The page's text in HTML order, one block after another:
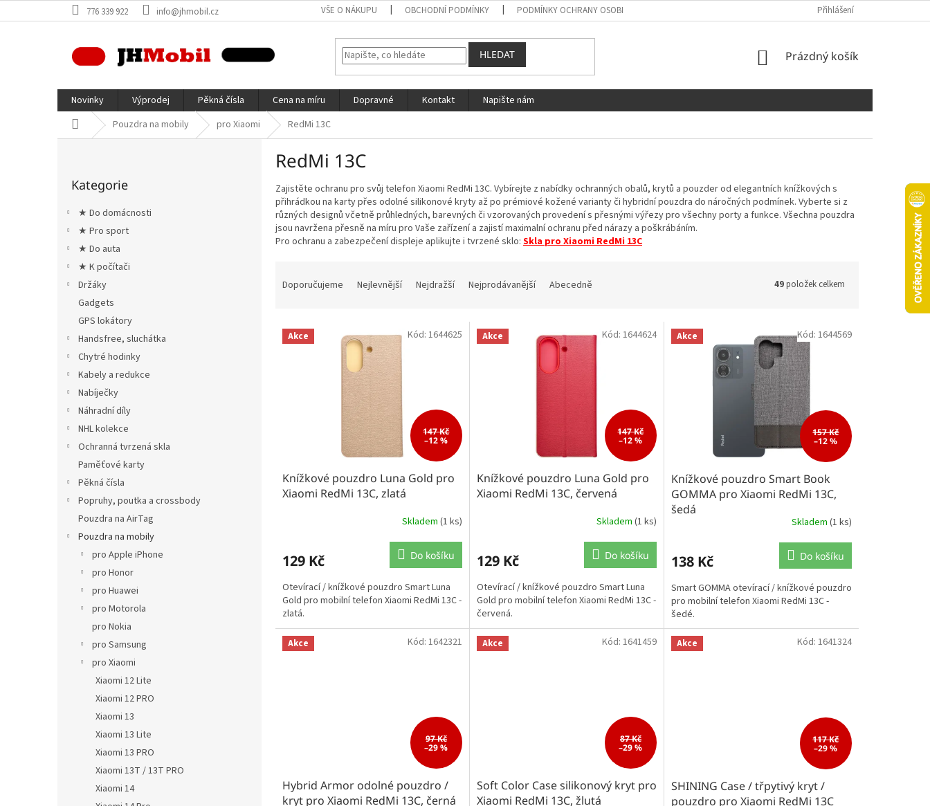
na
776 339 922 info@jhmobil.cz VŠE O NÁKUPU OBCHODNÍ PODMÍNKY PODMÍNKY OCHRANY OSOBNÍCH ÚDAJŮ Přihlášení
HLEDAT
NÁKUPNÍ
Prázdný košík
Novinky Výprodej Pěkná čísla Cena na míru Dopravné Kontakt
Napište nám
Domů Pouzdra na mobily pro Xiaomi RedMi 13C
kategorie
Kategorie
★ Do domácnosti
★ Pro sport
★ Do auta
★ K počítači
Držáky
Gadgets
GPS lokátory
Handsfree, sluchátka
Chytré hodinky
Kabely a redukce
Nabíječky
Náhradní díly
NHL kolekce
Ochranná tvrzená skla
Paměťové karty
Pěkná čísla
Popruhy, poutka a crossbody
Pouzdra na AirTag
Pouzdra na mobily
pro Apple iPhone
pro Honor
pro Huawei
pro Motorola
pro Nokia
pro Samsung
pro Xiaomi
Xiaomi 12 Lite
Xiaomi 12 PRO
Xiaomi 13
Xiaomi 13 Lite
Xiaomi 13 PRO
Xiaomi 13T / 13T PRO
Xiaomi 14
RedMi 13C
Zajistěte ochranu pro svůj telefon Xiaomi RedMi 13C. Vybírejte z nabídky ochranných obalů, krytů a pouzder od elegantních knížkových s
přihrádkou na karty přes odolné silikonové kryty až po prémiové kožené varianty či hybridní pouzdra do náročných podmínek. Vyberte si z
různých designů včetně průhledných, barevných či vzorovaných provedení s přesnými výřezy pro všechny porty a funkce. Všechna pouzdra
jsou navržena přesně na míru pro Vaše zařízení a zajistí maximalní ochranu před nárazy a poškrábáním.
Pro ochranu a zabezpečení displeje aplikujte i tvrzené sklo: Skla pro Xiaomi RedMi 13C
n
Doporučujeme Nejlevnější Nejdražší Nejprodávanější Abecedně 49položek celkem
V Akce
147 Kč
–12 %
Knížkové pouzdro Luna Gold pro
Xiaomi RedMi 13C, zlatá
Skladem (1 ks)
129 Kč Do košíku
Otevírací / knížkové pouzdro Smart Luna
Gold pro mobilní telefon Xiaomi RedMi 13C -
zlatá.
Kód: 1644625 Akce
147 Kč
–12 %
Knížkové pouzdro Luna Gold pro
Xiaomi RedMi 13C, červená
Skladem (1 ks)
129 Kč Do košíku
Otevírací / knížkové pouzdro Smart Luna
Gold pro mobilní telefon Xiaomi RedMi 13C -
červená.
Kód: 1644624 Akce
157 Kč
–12 %
Knížkové pouzdro Smart Book
GOMMA pro Xiaomi RedMi 13C,
šedá
Skladem (1 ks)
138 Kč Do košíku
Smart GOMMA otevírací / knížkové pouzdro
pro mobilní telefon Xiaomi RedMi 13C -
šedé.
Kód: 1644569
Akce
97 Kč
–29 %
Hybrid Armor odolné pouzdro /
kryt pro Xiaomi RedMi 13C, černá
Kód: 1642321 Akce
87 Kč
–29 %
Soft Color Case silikonový kryt pro
Xiaomi RedMi 13C, žlutá
Kód: 1641459 Akce
117 Kč
–29 %
SHINING Case / třpytivý kryt /
pouzdro pro Xiaomi RedMi 13C
Kód: 1641324